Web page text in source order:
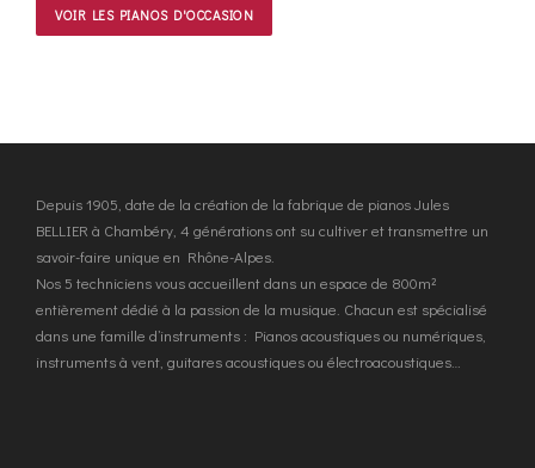
VOIR LES PIANOS D'OCCASION
Depuis 1905, date de la création de la fabrique de pianos Jules
BELLIER à Chambéry, 4 générations ont su cultiver et transmettre un
savoir-faire unique en Rhône-Alpes.
Nos 5 techniciens vous accueillent dans un espace de 800m²
entièrement dédié à la passion de la musique. Chacun est spécialisé
dans une famille d’instruments : Pianos acoustiques ou numériques,
instruments à vent, guitares acoustiques ou électroacoustiques…